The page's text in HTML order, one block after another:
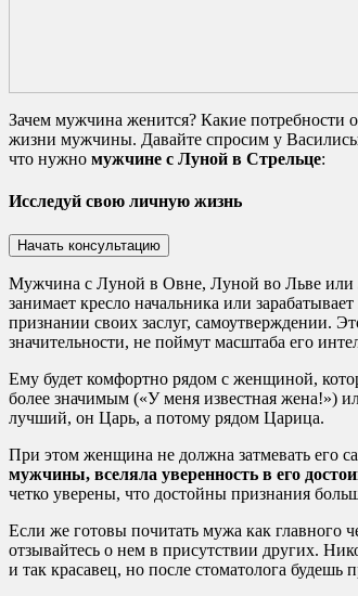
Зачем мужчина женится? Какие потребности
жизни мужчины. Давайте спросим у
что нужно мужчине с Луной в Стрельце:
Исследуй свою личную жизнь
Мужчина с Луной в Овне, Луной во Льве или
занимает кресло начальника или
признании своих заслуг, самоутверждении.
значительности, не поймут масштаба его
Ему будет комфортно рядом с женщиной,
более значимым («У меня известная жена!»)
лучший, он Царь, а потому рядом Царица.
При этом женщина не должна затмевать его
мужчины, вселяла уверенность в его
четко уверены, что достойны признания
Если же готовы почитать мужа как главного
отзывайтесь о нем в присутствии других.
и так красавец, но после стоматолога будешь